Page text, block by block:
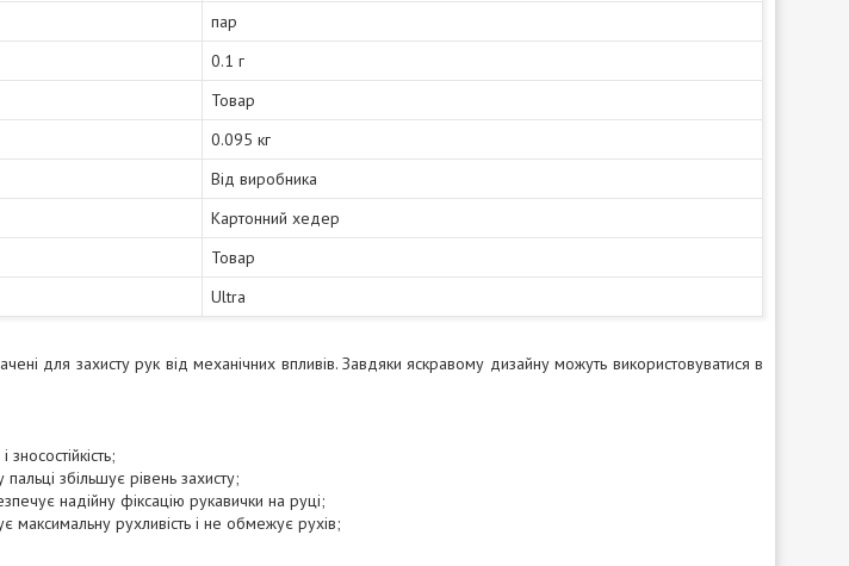
пар
0.1 г
Товар
0.095 кг
Від виробника
Картонний хедер
Товар
Ultra
для захисту рук від механічних впливів. Завдяки яскравому дизайну можуть використовуватися в
збільшує рівень захисту;
надійну фіксацію рукавички на руці;
максимальну рухливість і не обмежує рухів;